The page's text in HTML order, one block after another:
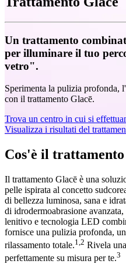
Un trattamento
per illuminare il tuo
vetro".
Sperimenta la pulizia profonda,
con il trattamento Glacē.
Trova un centro in cui si
Visualizza i risultati del
Cos'è il trattamento
Il trattamento Glacē è una
pelle ispirata al concetto
di bellezza luminosa, sana e
di idrodermoabrasione
lenitivo e tecnologia LED
fornisce una pulizia profonda,
rilassamento totale.1,2 Rivela
perfettamente su misura per te.3